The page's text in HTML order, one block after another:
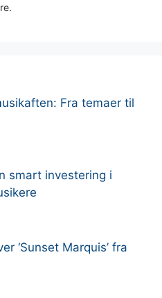
Fra temaer til
smart investering i
‘Sunset Marquis’ fra